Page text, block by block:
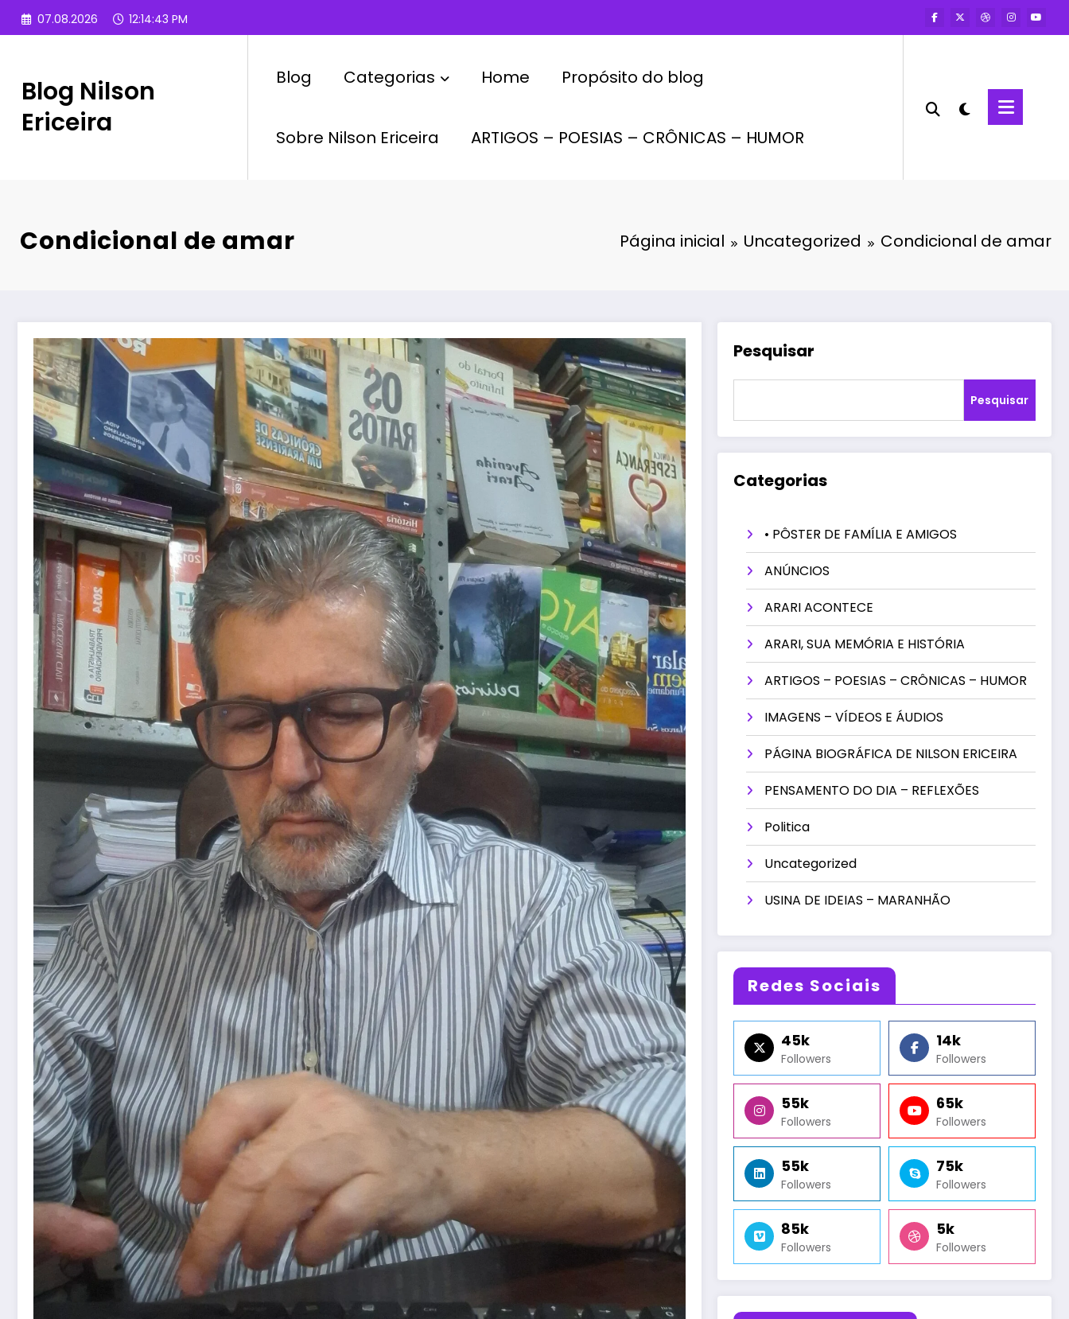
Pular
para
07.08.2026 12:14:44 PM
Blog Nilson
Ericeira
Blog Categorias Home Propósito do blog
Sobre Nilson Ericeira ARTIGOS – POESIAS – CRÔNICAS – HUMOR
Condicional de amar Página inicial Uncategorized Condicional de amar
Pesquisar
Pesquisar
Categorias
• PÔSTER DE FAMÍLIA E AMIGOS
ANÚNCIOS
ARARI ACONTECE
ARARI, SUA MEMÓRIA E HISTÓRIA
ARTIGOS – POESIAS – CRÔNICAS – HUMOR
IMAGENS – VÍDEOS E ÁUDIOS
PÁGINA BIOGRÁFICA DE NILSON ERICEIRA
PENSAMENTO DO DIA – REFLEXÕES
Politica
Uncategorized
USINA DE IDEIAS – MARANHÃO
Redes Sociais
45k
Followers
14k
Followers
55k
Followers
65k
Followers
55k
Followers
75k
Followers
85k
Followers
5k
Followers